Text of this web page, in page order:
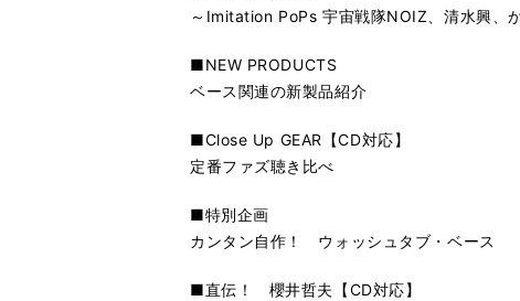
～Imitation PoPs 宇宙戦隊NOIZ、清水興、
■NEW PRODUCTS
ベース関連の新製品紹介
■Close Up GEAR【CD対応】
定番ファズ聴き比べ
■特別企画
カンタン自作！ ウォッシュタブ・ベース
■直伝！ 櫻井哲夫【CD対応】